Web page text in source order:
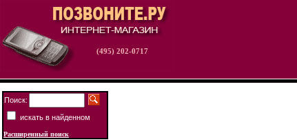
(495) 202-0717
Поиск:
искать в найденном
Расширенный поиск